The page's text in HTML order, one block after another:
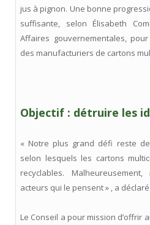
jus à pignon. Une bonne
suffisante, selon Élisabeth
Affaires gouvernementales,
des manufacturiers de cartons
Objectif : détruire les
« Notre plus grand défi reste
selon lesquels les cartons
recyclables.
acteurs qui le pensent » , a
Le Conseil a pour mission d’offrir